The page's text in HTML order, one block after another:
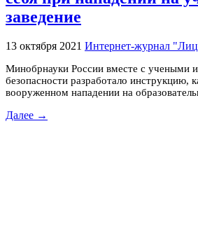
заведение
13 октября 2021 Интернет-журнал
Минобрнауки России вместе с учеными
безопасности разработало инструкцию,
вооруженном нападении на
Далее →